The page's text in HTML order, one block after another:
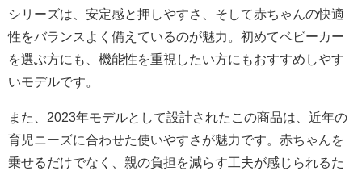
シリーズは、安定感と押しやすさ、そして赤ちゃんの快適
性をバランスよく備えているのが魅力。初めてベビーカー
を選ぶ方にも、機能性を重視したい方にもおすすめしやす
いモデルです。
また、2023年モデルとして設計されたこの商品は、近年の
育児ニーズに合わせた使いやすさが魅力です。赤ちゃんを
乗せるだけでなく、親の負担を減らす工夫が感じられるた